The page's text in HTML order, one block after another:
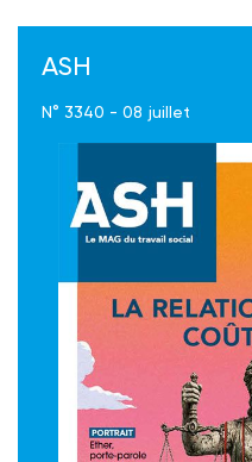
ASH
N° 3340 - 08 juillet